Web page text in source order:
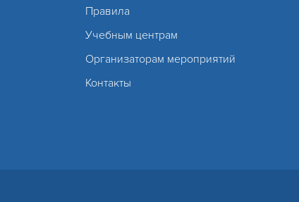
Правила
Учебным центрам
Организаторам мероприятий
Контакты